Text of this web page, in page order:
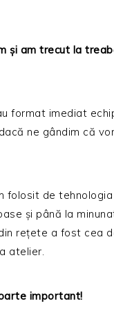
și am trecut la
format imediat
ne gândim că
de
și până la
rețete a fost cea
atelier.
important!